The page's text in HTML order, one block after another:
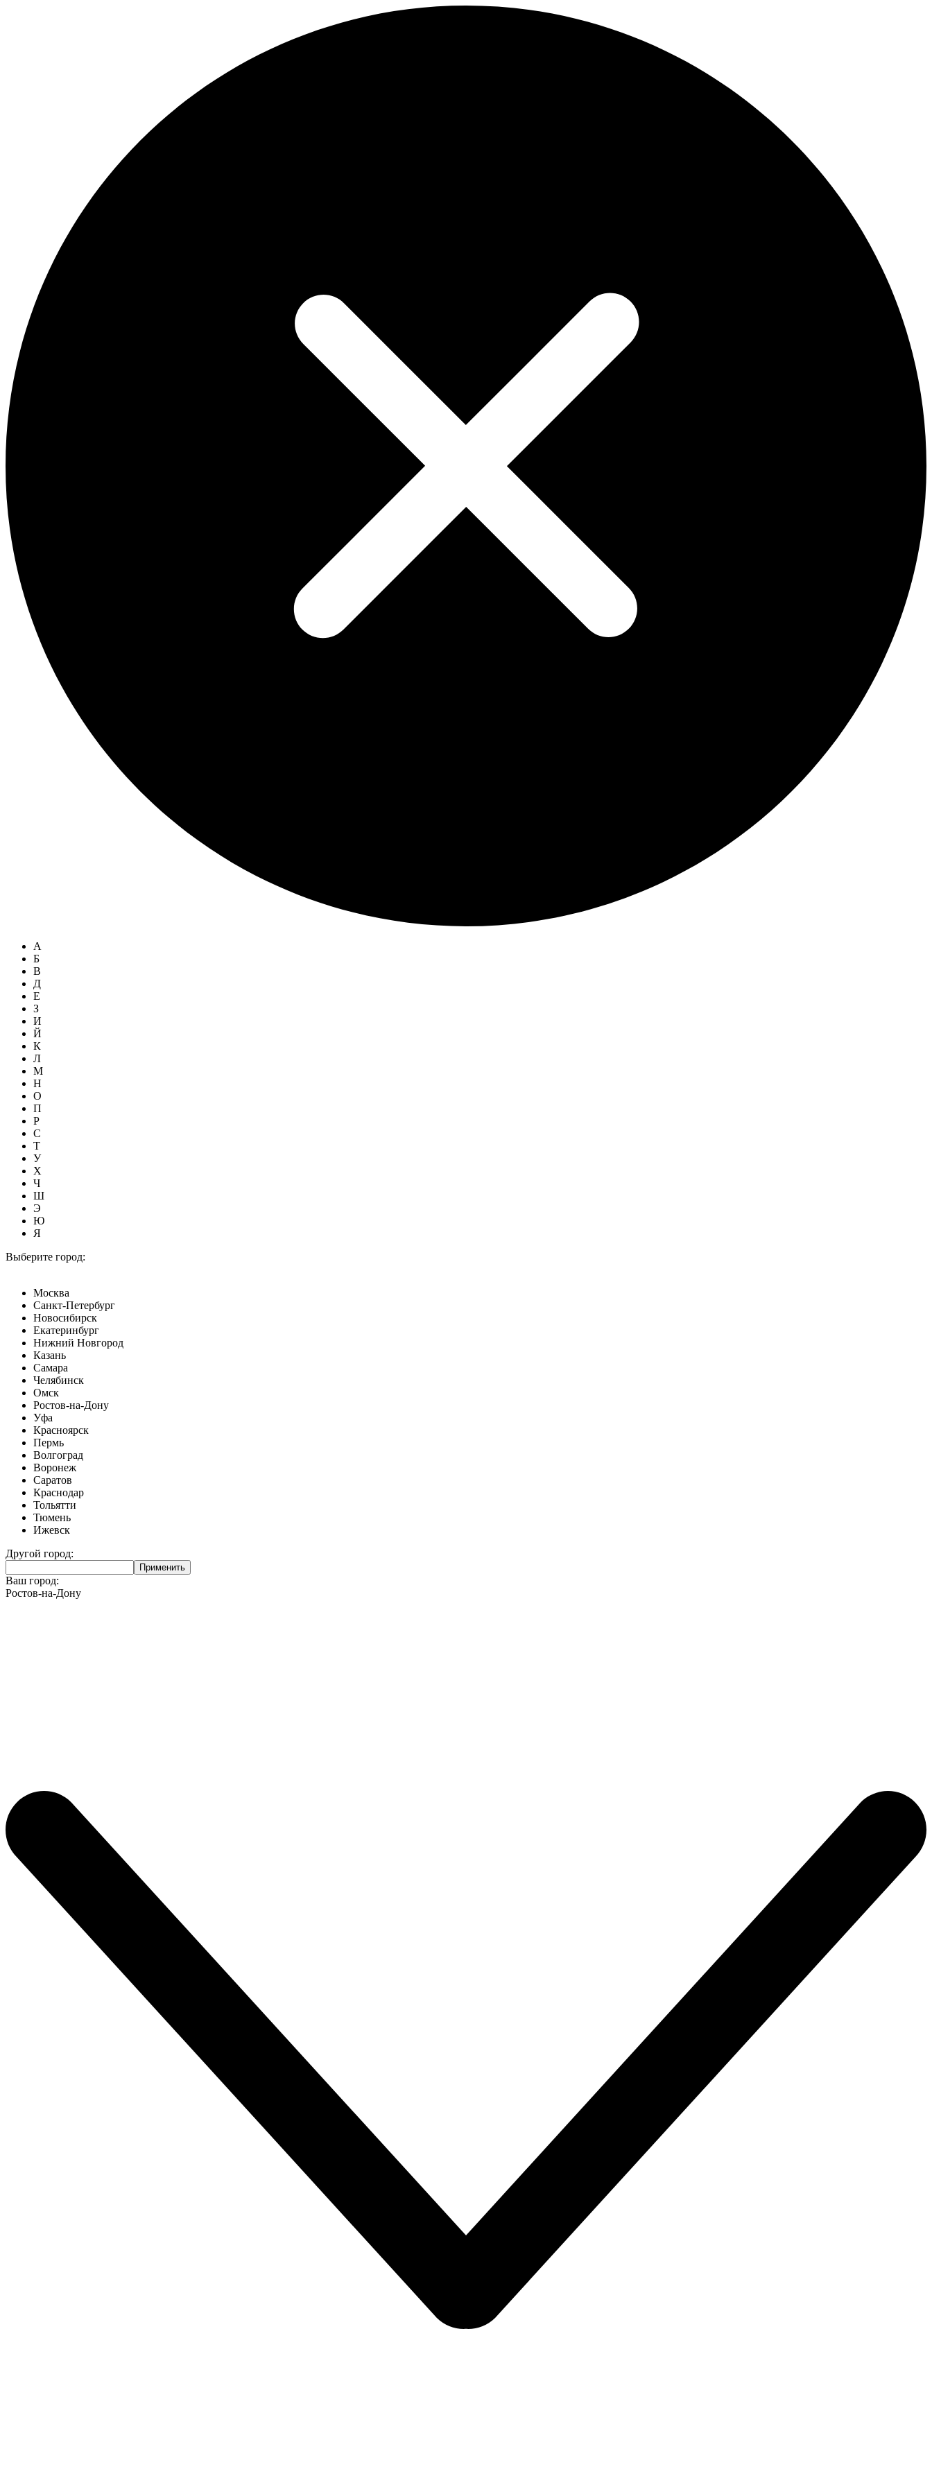
А
Б
В
Д
Е
З
И
Й
К
Л
М
Н
О
П
Р
С
Т
У
Х
Ч
Ш
Э
Ю
Я
Выберите город:
Москва
Санкт-Петербург
Новосибирск
Екатеринбург
Нижний Новгород
Казань
Самара
Челябинск
Омск
Ростов-на-Дону
Уфа
Красноярск
Пермь
Волгоград
Воронеж
Саратов
Краснодар
Тольятти
Тюмень
Ижевск
Другой город:
Ваш город:
Ростов-на-Дону